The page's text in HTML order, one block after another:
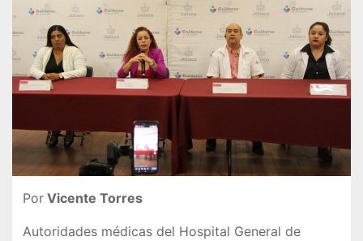
PorVicente Torres
Autoridades médicas del Hospital General de